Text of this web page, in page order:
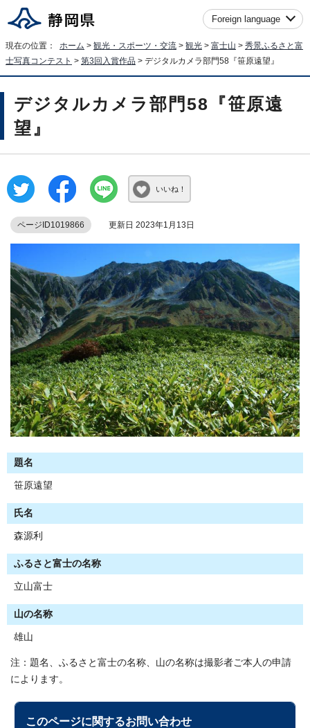
Foreign language
現在の位置： ホーム > 観光・スポーツ・交流 > 観光 > 富士山 > 秀景ふるさと富
士写真コンテスト > 第3回入賞作品 > デジタルカメラ部門58『笹原遠望』
デジタルカメラ部門58『笹原遠
望』
いいね！
ページID1019866 更新日 2023年1月13日
題名
笹原遠望
氏名
森源利
ふるさと富士の名称
立山富士
山の名称
雄山
注：題名、ふるさと富士の名称、山の名称は撮影者ご本人の申請
によります。
このページに関するお問い合わせ